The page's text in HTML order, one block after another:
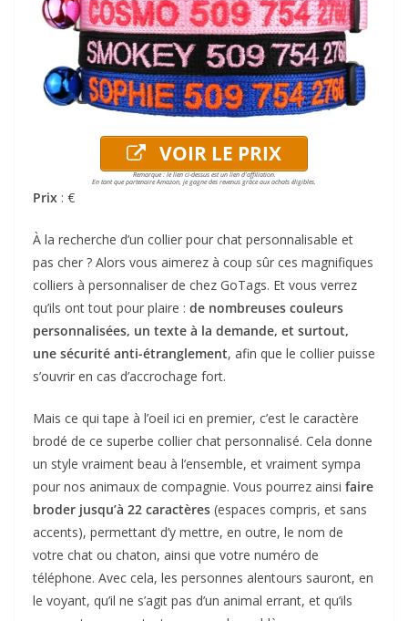
VOIR LE PRIX
Remarque : le lien ci-dessus est un lien d'affiliation.
En tant que partenaire Amazon, je gagne des revenus grâce aux achats éligibles.
Prix : €
À la recherche d’un collier pour chat personnalisable et
pas cher ? Alors vous aimerez à coup sûr ces magnifiques
colliers à personnaliser de chez GoTags. Et vous verrez
qu’ils ont tout pour plaire : de nombreuses couleurs
personnalisées, un texte à la demande, et surtout,
une sécurité anti-étranglement, afin que le collier puisse
s’ouvrir en cas d’accrochage fort.
Mais ce qui tape à l’oeil ici en premier, c’est le caractère
brodé de ce superbe collier chat personnalisé. Cela donne
un style vraiment beau à l’ensemble, et vraiment sympa
pour nos animaux de compagnie. Vous pourrez ainsi faire
broder jusqu’à 22 caractères (espaces compris, et sans
accents), permettant d’y mettre, en outre, le nom de
votre chat ou chaton, ainsi que votre numéro de
téléphone. Avec cela, les personnes alentours sauront, en
le voyant, qu’il ne s’agit pas d’un animal errant, et qu’ils